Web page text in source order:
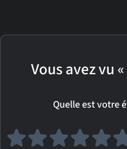
Vous avez vu
Quelle est votre